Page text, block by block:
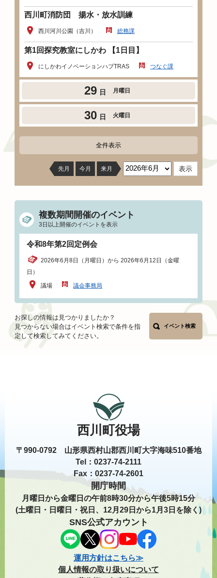
西川町消防団 揚水・放水訓練
西川河川公園（吉川） 総務課
第1回探究教室にしかわ 【1日目】
にしかわイノベーションハブTRAS つなぐ課
29 日 月曜日
30 日 火曜日
全件表示
先月 今月 来月
複数期間開催のイベント
3日以上開催のイベントを表示
令和8年第2回定例会
2026年6月8日（月曜日）から 2026年6月12日（金曜
日）
議場
議会事務局
お探しの情報は見つかりましたか？
見つからない場合はイベント検索で条件を指
定して検索してみてください。
イベント検索
西川町役場
〒990-0792 山形県西村山郡西川町大字海味510番地
Tel：0237-74-2111
Fax：0237-74-2601
開庁時間
月曜日から金曜日の午前8時30分から午後5時15分
(土曜日・日曜日・祝日、12月29日から1月3日を除く)
SNS公式アカウント
運用方針はこちら≫
個人情報の取り扱いについて